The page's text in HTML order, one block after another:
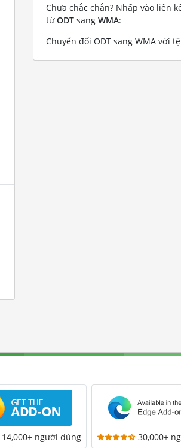
Chưa chắc chắn? Nhấp vào liên
từODT sang WMA:
Chuyển đổi ODT sang WMA với
14,000+ người dùng 30,000+